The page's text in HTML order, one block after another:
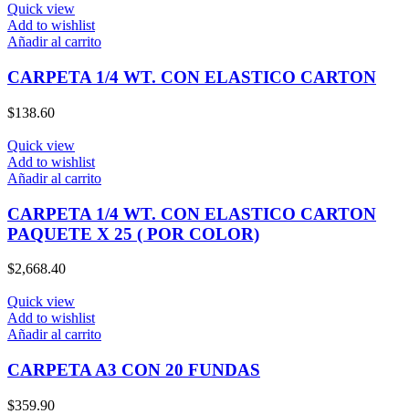
Quick view
Add to wishlist
Añadir al carrito
CARPETA 1/4 WT. CON ELASTICO CARTON
$138.60
Quick view
Add to wishlist
Añadir al carrito
CARPETA 1/4 WT. CON ELASTICO CARTON
PAQUETE X 25 ( POR COLOR)
$2,668.40
Quick view
Add to wishlist
Añadir al carrito
CARPETA A3 CON 20 FUNDAS
$359.90